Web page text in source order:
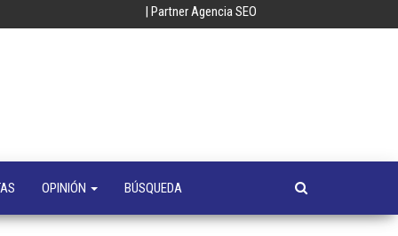
| Partner Agencia SEO
OPINIÓN BÚSQUEDA